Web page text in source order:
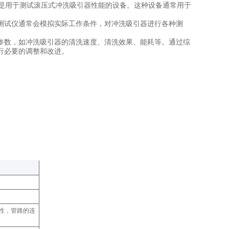
于测试滚压式冲洗吸引器性能的设备。这种设备通常用于
仪通常会模拟实际工作条件，对冲洗吸引器进行各种测
，如冲洗吸引器的清洗速度、清洗效果、能耗等。通过综
要的调整和改进。
，管路的连